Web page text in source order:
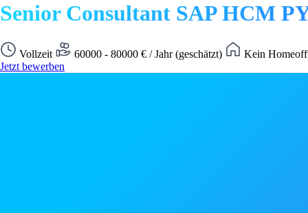
Senior Consultant SAP HCM
Vollzeit 60000 - 80000 € / Jahr (geschätzt)
Kein
Jetzt bewerben